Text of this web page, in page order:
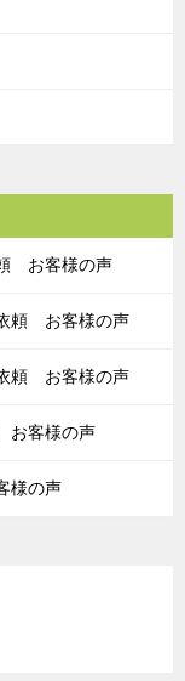
頼 お客様の声
頼 お客様の声
頼 お客様の声
お客様の声
様の声